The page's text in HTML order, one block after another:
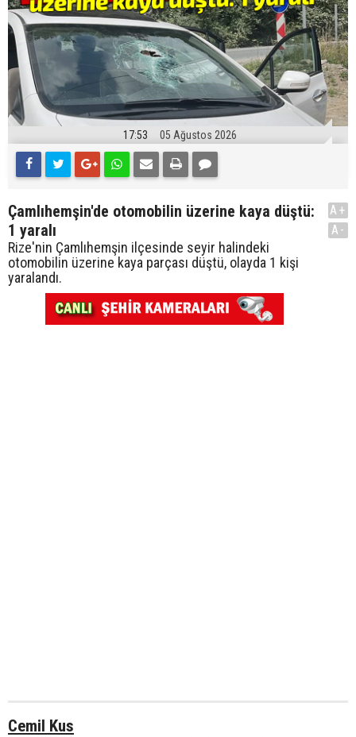
17:53 05 Ağustos 2026
Çamlıhemşin'de otomobilin üzerine kaya düştü:
1 yaralı
Rize'nin Çamlıhemşin ilçesinde seyir halindeki
otomobilin üzerine kaya parçası düştü, olayda 1 kişi
yaralandı.
A+
A-
Cemil Kus